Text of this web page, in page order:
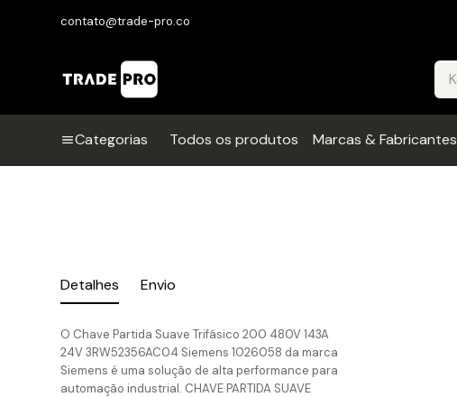
contato@trade-pro.co
Categorias Todos os produtos Marcas & Fabricantes
Detalhes Envio
O Chave Partida Suave Trifásico 200 480V 143A
24V 3RW52356AC04 Siemens 1026058 da marca
Siemens é uma solução de alta performance para
automação industrial. CHAVE PARTIDA SUAVE